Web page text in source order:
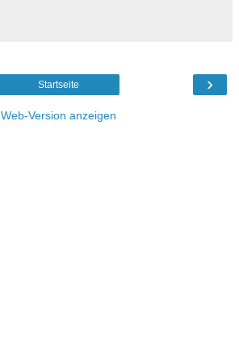
›
Startseite
Web-Version anzeigen